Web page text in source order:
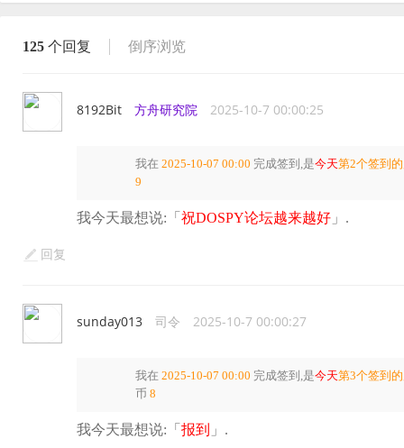
125 个回复 倒序浏览
8192Bit 方舟研究院 2025-10-7 00:00:25
我在 2025-10-07 00:00 完成签到,是今天第2个签到
9
我今天最想说:「 祝DOSPY论坛越来越好 」.
回复
sunday013 司令 2025-10-7 00:00:27
我在 2025-10-07 00:00 完成签到,是今天第3个签到
币 8
我今天最想说:「 报到 」.